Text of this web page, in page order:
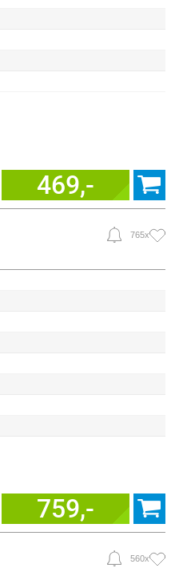
469,-
765x
759,-
560x